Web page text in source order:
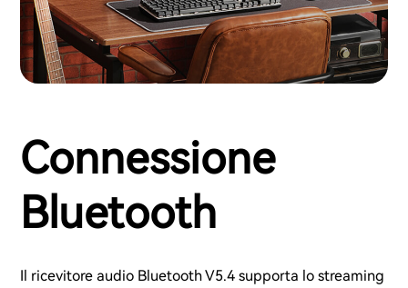
Connessione
Bluetooth
Il ricevitore audio Bluetooth V5.4 supporta lo streaming